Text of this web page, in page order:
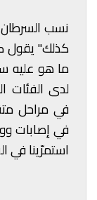
نسب
كذلك" يقول
ما هو عليه
لدى الفئات
في مراحل
في إصابات
استمرّينا في